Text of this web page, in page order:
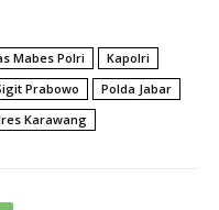
Mabes Polri
Kapolri
Prabowo
Polda Jabar
Karawang